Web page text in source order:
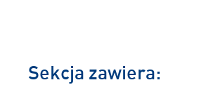
Sekcja zawiera: